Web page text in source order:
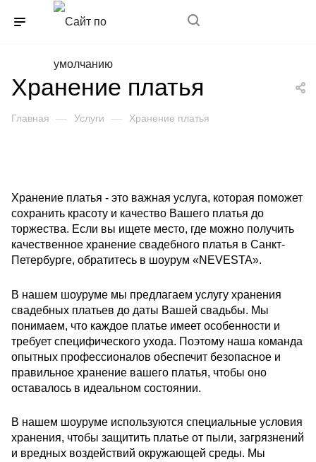
Хранение платья
Главная — Услуги — Хранение платья
Хранение платья - это важная услуга, которая поможет
сохранить красоту и качество Вашего платья до
торжества. Если вы ищете место, где можно получить
качественное хранение свадебного платья в Санкт-
Петербурге, обратитесь в шоурум «NEVESTA».
В нашем шоуруме мы предлагаем услугу хранения
свадебных платьев до даты Вашей свадьбы. Мы
понимаем, что каждое платье имеет особенности и
требует специфического ухода. Поэтому наша команда
опытных профессионалов обеспечит безопасное и
правильное хранение вашего платья, чтобы оно
оставалось в идеальном состоянии.
В нашем шоуруме используются специальные условия
хранения, чтобы защитить платье от пыли, загрязнений
и вредных воздействий окружающей среды. Мы